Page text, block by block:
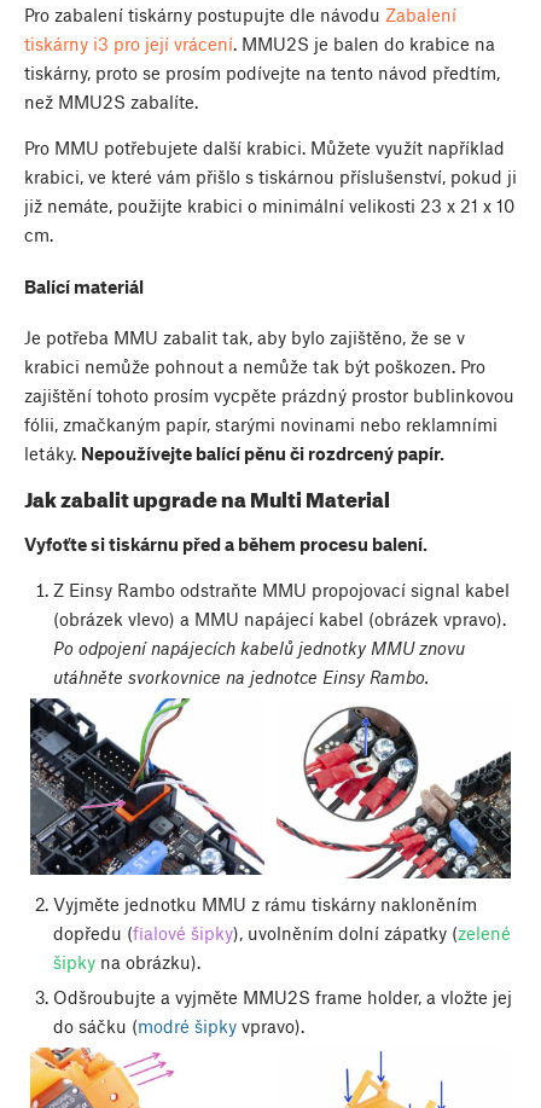
Pro zabalení tiskárny postupujte dle návodu Zabalení
tiskárny i3 pro její vrácení. MMU2S je balen do krabice na
tiskárny, proto se prosím podívejte na tento návod předtím,
než MMU2S zabalíte.
Pro MMU potřebujete další krabici. Můžete využít například
krabici, ve které vám přišlo s tiskárnou příslušenství, pokud ji
již nemáte, použijte krabici o minimální velikosti 23 x 21 x 10
cm.
Balící materiál
Je potřeba MMU zabalit tak, aby bylo zajištěno, že se v
krabici nemůže pohnout a nemůže tak být poškozen. Pro
zajištění tohoto prosím vycpěte prázdný prostor bublinkovou
fólii, zmačkaným papír, starými novinami nebo reklamními
letáky. Nepoužívejte balící pěnu či rozdrcený papír.
Jak zabalit upgrade na Multi Material
Vyfoťte si tiskárnu před a během procesu balení.
Z Einsy Rambo odstraňte MMU propojovací signal kabel
(obrázek vlevo) a MMU napájecí kabel (obrázek vpravo).
Po odpojení napájecích kabelů jednotky MMU znovu
utáhněte svorkovnice na jednotce Einsy Rambo.
Vyjměte jednotku MMU z rámu tiskárny nakloněním
dopředu (fialové šipky), uvolněním dolní zápatky (zelené
šipkyna obrázku).
Odšroubujte a vyjměte MMU2S frame holder, a vložte jej
do sáčku (modré šipkyvpravo).